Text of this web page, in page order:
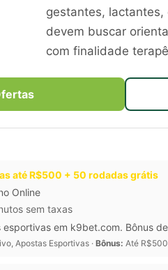
gestantes, lactantes,
devem buscar
com finalidade
até R$500 + 50 rodadas grátis
Online
sem taxas
em k9bet.com. Bônus
Apostas Esportivas ·Bônus: Até